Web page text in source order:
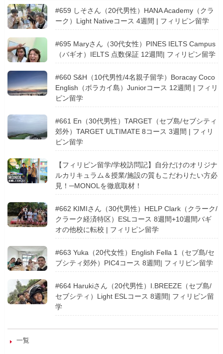
#659 しそさん（20代男性）HANA Academy（クラ
ーク）Light Nativeコース 4週間 | フィリピン留学
#695 Maryさん（30代女性）PINES IELTS Campus
（バギオ）IELTS 点数保証 12週間| フィリピン留学
#660 S&H（10代男性/4名親子留学）Boracay Coco
English（ボラカイ島）Juniorコース 12週間 | フィリ
ピン留学
#661 En（30代男性）TARGET（セブ島/セブシティ
郊外）TARGET ULTIMATE 8コース 3週間 | フィリ
ピン留学
【フィリピン留学/学校訪問記】自分だけのオリジナ
ルカリキュラム＆授業/施設の質もこだわりたい方必
見！─MONOLを徹底取材！
#662 KIMIさん（30代男性）HELP Clark（クラーク/
クラーク経済特区）ESLコース 8週間+10週間バギ
オの他校に転校 | フィリピン留学
#663 Yuka（20代女性）English Fella 1（セブ島/セ
ブシティ郊外）PIC4コース 8週間| フィリピン留学
#664 Harukiさん（20代男性）I.BREEZE（セブ島/
セブシティ）Light ESLコース 8週間| フィリピン留
学
一覧